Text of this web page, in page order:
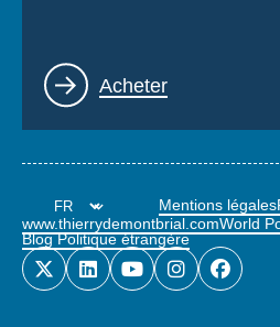
Lien
Acheter
Mentions légales
www.thierrydemontbrial.comWorld
Blog Politique étrangère